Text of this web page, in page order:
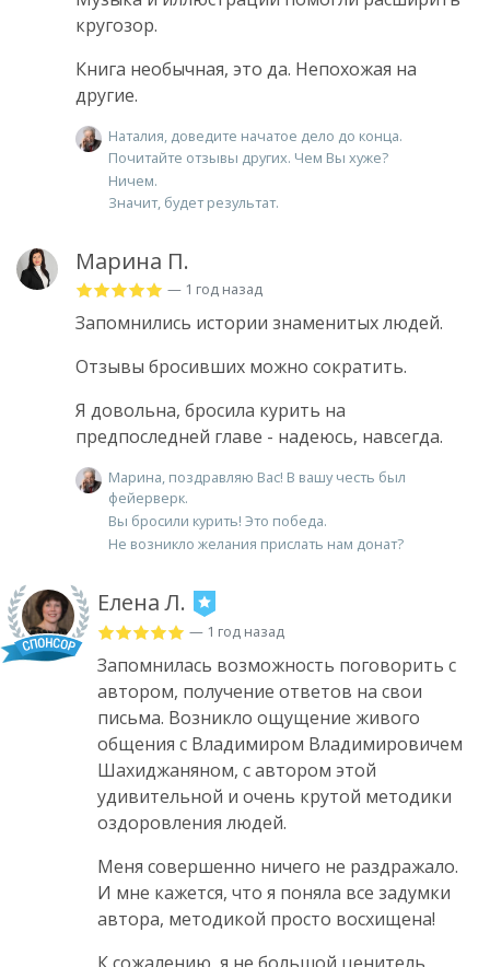
кругозор.
Книга необычная, это да. Непохожая на
другие.
Наталия, доведите начатое дело до конца.
Почитайте отзывы других. Чем Вы хуже?
Ничем.
Значит, будет результат.
Марина П.
— 1 год назад
Запомнились истории знаменитых людей.
Отзывы бросивших можно сократить.
Я довольна, бросила курить на
предпоследней главе - надеюсь, навсегда.
Марина, поздравляю Вас! В вашу честь был
фейерверк.
Вы бросили курить! Это победа.
Не возникло желания прислать нам донат?
Елена Л.
— 1 год назад
Запомнилась возможность поговорить с
автором, получение ответов на свои
письма. Возникло ощущение живого
общения с Владимиром Владимировичем
Шахиджаняном, с автором этой
удивительной и очень крутой методики
оздоровления людей.
Меня совершенно ничего не раздражало.
И мне кажется, что я поняла все задумки
автора, методикой просто восхищена!